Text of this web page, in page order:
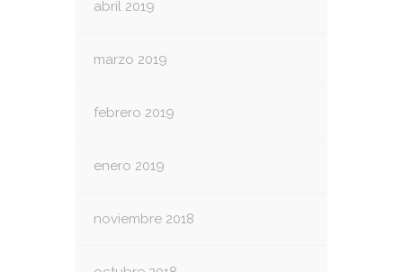
abril 2019
marzo 2019
febrero 2019
enero 2019
noviembre 2018